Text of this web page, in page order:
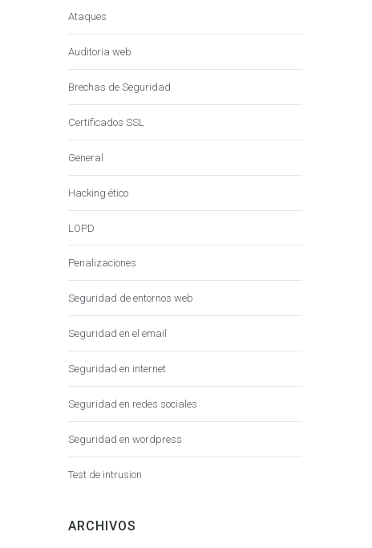
Ataques
Auditoria web
Brechas de Seguridad
Certificados SSL
General
Hacking ético
LOPD
Penalizaciones
Seguridad de entornos web
Seguridad en el email
Seguridad en internet
Seguridad en redes sociales
Seguridad en wordpress
Test de intrusion
ARCHIVOS